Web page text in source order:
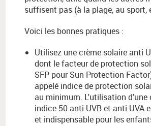
suffisent pas (à la plage, au sport,
Voici les bonnes pratiques :
Utilisez une crème solaire anti
dont le facteur de protection
SFP pour Sun Protection
appelé indice de protection
au minimum. L'utilisation d'une
indice 50 anti-UVB et anti-UVA
et indispensable pour les